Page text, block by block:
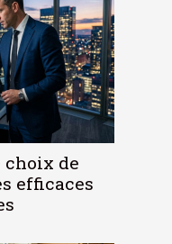
de
efficaces